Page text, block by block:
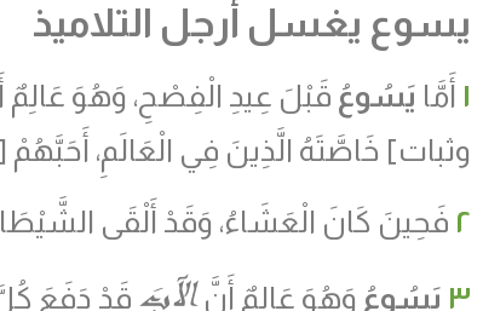
يسوع يغسل أرجل التلاميذ
١ أَمَّا يَسُوعُ قَبْلَ عِيدِ الْفِصْحِ، وَهُوَ عَالِمٌ
وثبات] خَاصَّتَهُ الَّذِينَ فِي الْعَالَمِ، أَحَبَّهُمْ
٢ فَحِينَ كَانَ الْعَشَاءُ، وَقَدْ أَلْقَى
٣ يَسُوعُ وَهُوَ عَالِمٌ أَنَّالآبَ قَدْ دَفَعَ